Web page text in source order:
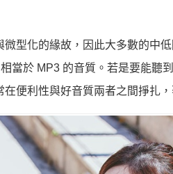
型化的緣故，因此大多數的中
當於 MP3 的音質。若是要能聽
便利性與好音質兩者之間掙扎